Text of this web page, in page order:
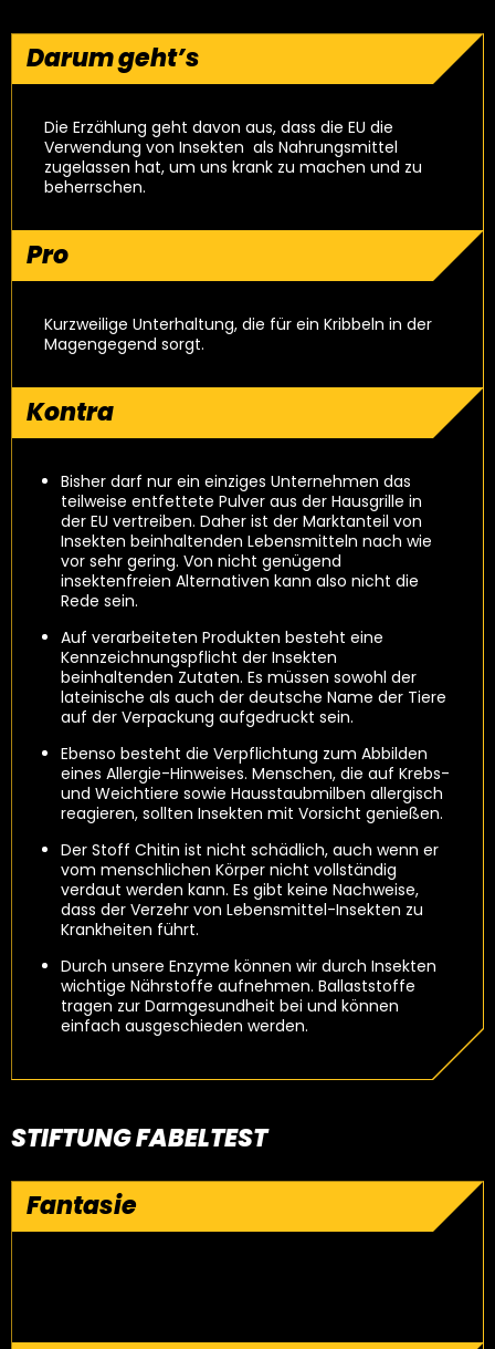
Darum geht’s
Die Erzählung geht davon aus, dass die EU die
Verwendung von Insekten als Nahrungsmittel
zugelassen hat, um uns krank zu machen und zu
beherrschen.
Pro
Kurzweilige Unterhaltung, die für ein Kribbeln in der
Magengegend sorgt.
Kontra
Bisher darf nur ein einziges Unternehmen das
teilweise entfettete Pulver aus der Hausgrille in
der EU vertreiben. Daher ist der Marktanteil von
Insekten beinhaltenden Lebensmitteln nach wie
vor sehr gering. Von nicht genügend
insektenfreien Alternativen kann also nicht die
Rede sein.
Auf verarbeiteten Produkten besteht eine
Kennzeichnungspflicht der Insekten
beinhaltenden Zutaten. Es müssen sowohl der
lateinische als auch der deutsche Name der Tiere
auf der Verpackung aufgedruckt sein.
Ebenso besteht die Verpflichtung zum Abbilden
eines Allergie-Hinweises. Menschen, die auf Krebs-
und Weichtiere sowie Hausstaubmilben allergisch
reagieren, sollten Insekten mit Vorsicht genießen.
Der Stoff Chitin ist nicht schädlich, auch wenn er
vom menschlichen Körper nicht vollständig
verdaut werden kann. Es gibt keine Nachweise,
dass der Verzehr von Lebensmittel-Insekten zu
Krankheiten führt.
Durch unsere Enzyme können wir durch Insekten
wichtige Nährstoffe aufnehmen. Ballaststoffe
tragen zur Darmgesundheit bei und können
einfach ausgeschieden werden.
STIFTUNG FABELTEST
Fantasie